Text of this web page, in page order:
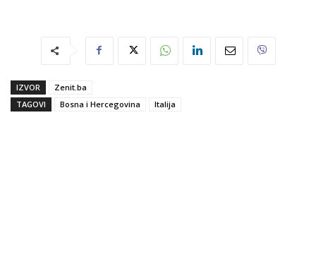
IZVOR
Zenit.ba
TAGOVI
Bosna i Hercegovina Italija